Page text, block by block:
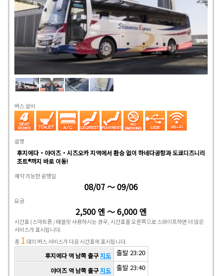
버스 설비
설명
후지에다・야이즈・시즈오카 지역에서 환승 없이 하네다공항과 도쿄디즈니리
조트®까지 바로 이동!
예약 가능한 운행일
08/07 ～ 09/06
요금
2,500 엔 ～ 6,000 엔
시간표(스마트폰 / 태블릿 사용하시는 경우, 시간표를 오른쪽으로 스와이프하면 더 많은
서비스가 표시됩니다.
총 1 대의 버스 서비스가 다음 시간표에 표시됩니다.
후지에다 역 남쪽 출구지도 출발 23:20
야이즈 역 남쪽 출구지도 출발 23:40